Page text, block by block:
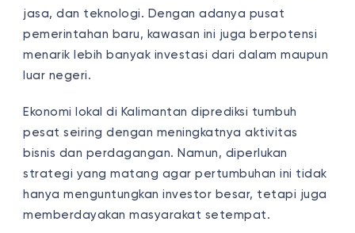
jasa, dan teknologi. Dengan adanya pusat
pemerintahan baru, kawasan ini juga berpotensi
menarik lebih banyak investasi dari dalam maupun
luar negeri.
Ekonomi lokal di Kalimantan diprediksi tumbuh
pesat seiring dengan meningkatnya aktivitas
bisnis dan perdagangan. Namun, diperlukan
strategi yang matang agar pertumbuhan ini tidak
hanya menguntungkan investor besar, tetapi juga
memberdayakan masyarakat setempat.